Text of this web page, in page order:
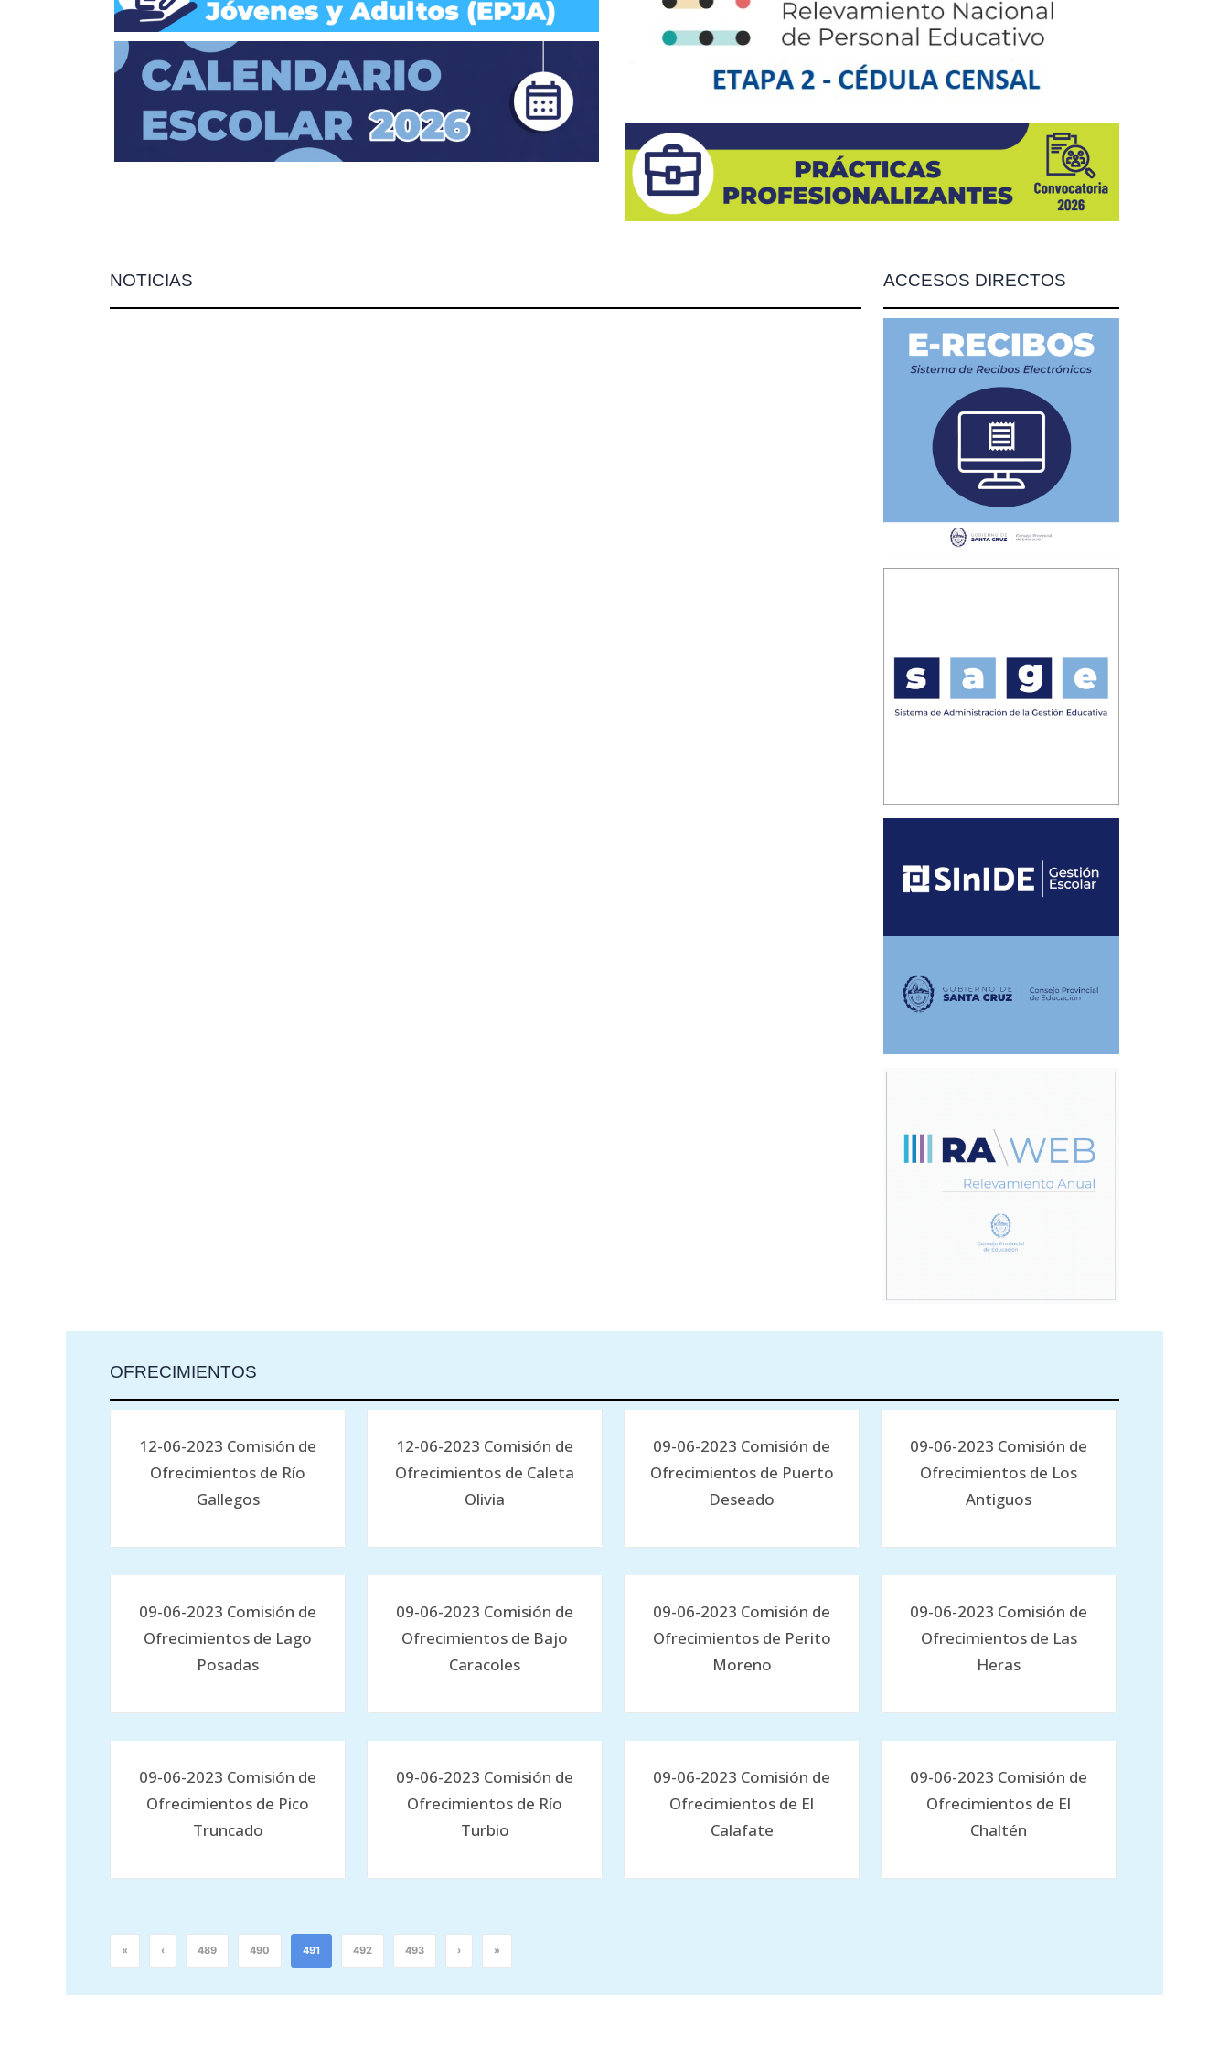
NOTICIAS ACCESOS DIRECTOS
OFRECIMIENTOS
12-06-2023 Comisión de
Ofrecimientos de Río
Gallegos
12-06-2023 Comisión de
Ofrecimientos de Caleta
Olivia
09-06-2023 Comisión de
Ofrecimientos de Puerto
Deseado
09-06-2023 Comisión de
Ofrecimientos de Los
Antiguos
09-06-2023 Comisión de
Ofrecimientos de Lago
Posadas
09-06-2023 Comisión de
Ofrecimientos de Bajo
Caracoles
09-06-2023 Comisión de
Ofrecimientos de Perito
Moreno
09-06-2023 Comisión de
Ofrecimientos de Las
Heras
09-06-2023 Comisión de
Ofrecimientos de Pico
Truncado
09-06-2023 Comisión de
Ofrecimientos de Río
Turbio
09-06-2023 Comisión de
Ofrecimientos de El
Calafate
09-06-2023 Comisión de
Ofrecimientos de El
Chaltén
« ‹ 489 490 491 492 493 › »